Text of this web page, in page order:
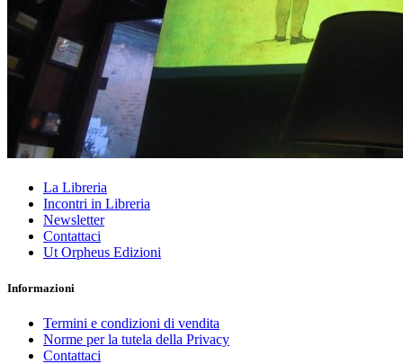
La Libreria
Incontri in Libreria
Newsletter
Contattaci
Ut Orpheus Edizioni
Informazioni
Termini e condizioni di vendita
Norme per la tutela della Privacy
Contattaci